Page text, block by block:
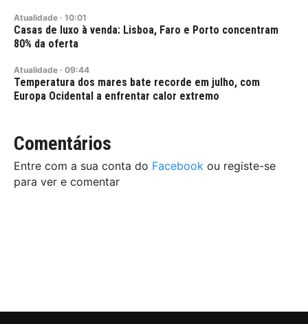
Atualidade · 10:01
Casas de luxo à venda: Lisboa, Faro e Porto concentram
80% da oferta
Atualidade · 09:44
Temperatura dos mares bate recorde em julho, com
Europa Ocidental a enfrentar calor extremo
Comentários
Entre com a sua conta do Facebook ou registe-se
para ver e comentar